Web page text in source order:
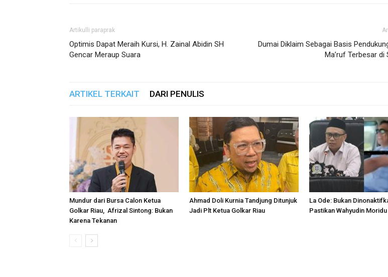
Artikulli paraprak
Optimis Dapat Meraih Kursi, H. Zainal Abidin SH
Gencar Meraup Suara
Dumai Diklaim Sebagai Basis
Ma’ruf Terbesar di
ARTIKEL TERKAIT DARI PENULIS
Mundur dari Bursa Calon Ketua
Golkar Riau, Afrizal Sintong: Bukan
Karena Tekanan
Ahmad Doli Kurnia Tandjung Ditunjuk
Jadi Plt Ketua Golkar Riau
La Ode: Bukan
Pastikan Wahyudin